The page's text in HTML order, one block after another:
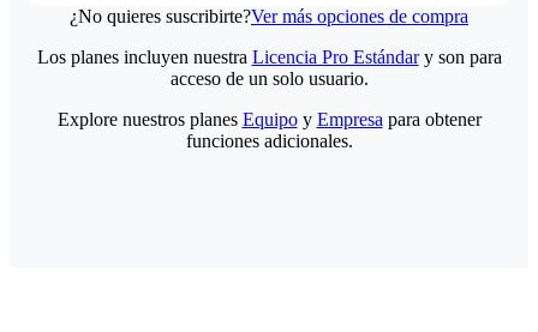
¿No quieres suscribirte?Ver más opciones de compra
Los planes incluyen nuestra Licencia Pro Estándary son para
acceso de un solo usuario.
Explore nuestros planes Equipoy Empresa para obtener
funciones adicionales.